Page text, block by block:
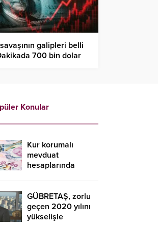
galipleri belli
700 bin dolar
Konular
Kur korumalı
mevduat
hesaplarında
GÜBRETAŞ, zorlu
geçen 2020 yılını
yükselişle